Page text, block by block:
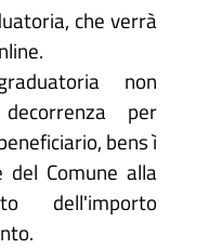
che verrà
non
per
bens ì
Comune alla
dell'importo